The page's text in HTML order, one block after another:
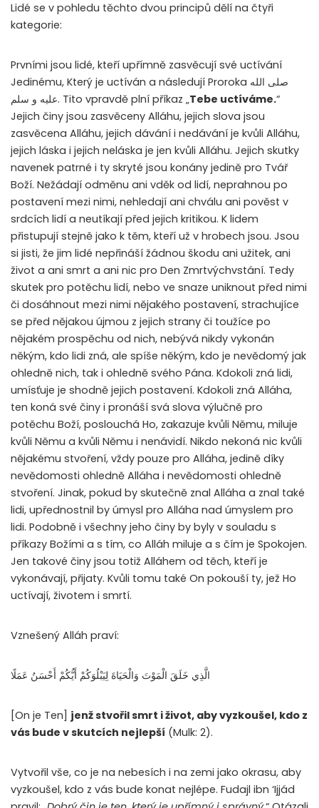
Lidé se v pohledu těchto dvou principů dělí na čtyři
kategorie:
Prvními jsou lidé, kteří upřímně zasvěcují své uctívání
Jedinému, Který je uctíván a následují Proroka صلى الله
عليه و سلم. Tito vpravdě plní příkaz „Tebe uctíváme.“
Jejich činy jsou zasvěceny Alláhu, jejich slova jsou
zasvěcena Alláhu, jejich dávání i nedávání je kvůli Alláhu,
jejich láska i jejich neláska je jen kvůli Alláhu. Jejich skutky
navenek patrné i ty skryté jsou konány jedině pro Tvář
Boží. Nežádají odměnu ani vděk od lidí, neprahnou po
postavení mezi nimi, nehledají ani chválu ani pověst v
srdcích lidí a neutíkají před jejich kritikou. K lidem
přistupují stejně jako k těm, kteří už v hrobech jsou. Jsou
si jisti, že jim lidé nepřináší žádnou škodu ani užitek, ani
život a ani smrt a ani nic pro Den Zmrtvýchvstání. Tedy
skutek pro potěchu lidí, nebo ve snaze uniknout před nimi
či dosáhnout mezi nimi nějakého postavení, strachujíce
se před nějakou újmou z jejich strany či toužíce po
nějakém prospěchu od nich, nebývá nikdy vykonán
někým, kdo lidi zná, ale spíše někým, kdo je nevědomý jak
ohledně nich, tak i ohledně svého Pána. Kdokoli zná lidi,
umísťuje je shodně jejich postavení. Kdokoli zná Alláha,
ten koná své činy i pronáší svá slova výlučně pro
potěchu Boží, poslouchá Ho, zakazuje kvůli Němu, miluje
kvůli Němu a kvůli Němu i nenávidí. Nikdo nekoná nic kvůli
nějakému stvoření, vždy pouze pro Alláha, jedině díky
nevědomosti ohledně Alláha i nevědomosti ohledně
stvoření. Jinak, pokud by skutečně znal Alláha a znal také
lidi, upřednostnil by úmysl pro Alláha nad úmyslem pro
lidi. Podobně i všechny jeho činy by byly v souladu s
příkazy Božími a s tím, co Alláh miluje a s čím je Spokojen.
Jen takové činy jsou totiž Alláhem od těch, kteří je
vykonávají, přijaty. Kvůli tomu také On pokouší ty, jež Ho
uctívají, životem i smrtí.
Vznešený Alláh praví:
الَّذِي خَلَقَ الْمَوْتَ وَالْحَيَاةَ لِيَبْلُوَكُمْ أَيُّكُمْ أَحْسَنُ عَمَلًا
[On je Ten] jenž stvořil smrt i život, aby vyzkoušel, kdo z
vás bude v skutcích nejlepší (Mulk: 2).
Vytvořil vše, co je na nebesích i na zemi jako okrasu, aby
vyzkoušel, kdo z vás bude konat nejlépe. Fudajl ibn ‘Ijjád